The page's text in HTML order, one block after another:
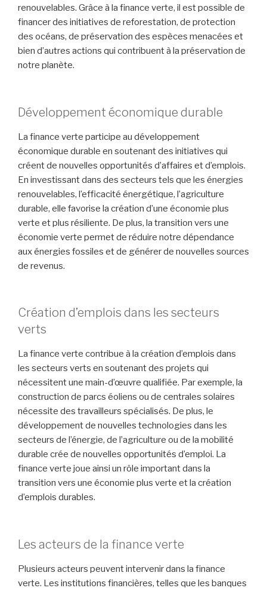
renouvelables. Grâce à la finance verte, il est possible de
financer des initiatives de reforestation, de protection
des océans, de préservation des espèces menacées et
bien d’autres actions qui contribuent à la préservation de
notre planète.
Développement économique durable
La finance verte participe au développement
économique durable en soutenant des initiatives qui
créent de nouvelles opportunités d’affaires et d’emplois.
En investissant dans des secteurs tels que les énergies
renouvelables, l’efficacité énergétique, l’agriculture
durable, elle favorise la création d’une économie plus
verte et plus résiliente. De plus, la transition vers une
économie verte permet de réduire notre dépendance
aux énergies fossiles et de générer de nouvelles sources
de revenus.
Création d’emplois dans les secteurs
verts
La finance verte contribue à la création d’emplois dans
les secteurs verts en soutenant des projets qui
nécessitent une main-d’œuvre qualifiée. Par exemple, la
construction de parcs éoliens ou de centrales solaires
nécessite des travailleurs spécialisés. De plus, le
développement de nouvelles technologies dans les
secteurs de l’énergie, de l’agriculture ou de la mobilité
durable crée de nouvelles opportunités d’emploi. La
finance verte joue ainsi un rôle important dans la
transition vers une économie plus verte et la création
d’emplois durables.
Les acteurs de la finance verte
Plusieurs acteurs peuvent intervenir dans la finance
verte. Les institutions financières, telles que les banques